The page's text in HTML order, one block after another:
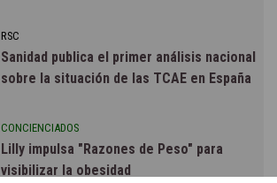
RSC
Sanidad publica el primer análisis nacional
sobre la situación de las TCAE en España
CONCIENCIADOS
Lilly impulsa "Razones de Peso" para
visibilizar la obesidad